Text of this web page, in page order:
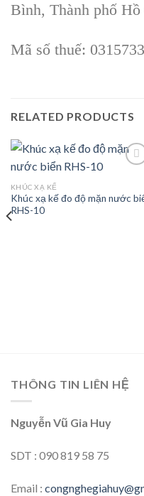
Bình, Thành phố
Mã số thuế:
RELATED PRODUCTS
Add to
KHÚC XẠ KẾ
Khúc xạ kế đo độ mặn nước
RHS-10
THÔNG TIN LIÊN HỆ
Nguyễn Vũ Gia Huy
SDT : 090 819 58 75
Email :